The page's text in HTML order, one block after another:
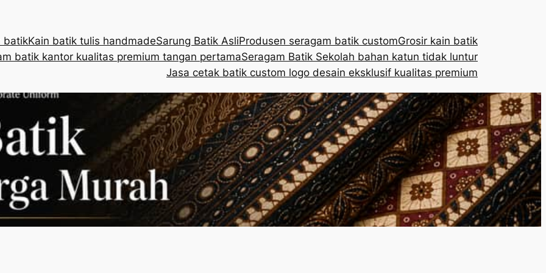
batikKain batik tulis handmadeSarung Batik AsliProdusen seragam batik customGrosir kain batik
batik kantor kualitas premium tangan pertamaSeragam Batik Sekolah bahan katun tidak luntur
Jasa cetak batik custom logo desain eksklusif kualitas premium